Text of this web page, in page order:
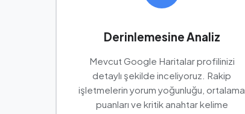
Derinlemesine Analiz
Mevcut Google Haritalar profilinizi
detaylı şekilde inceliyoruz. Rakip
işletmelerin yorum yoğunluğu, ortalama
puanları ve kritik anahtar kelime